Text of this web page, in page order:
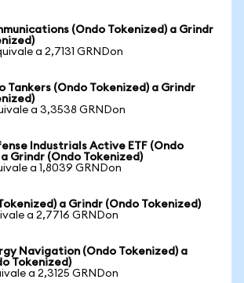
(Ondo Tokenized) a Grindr
a 2,7131 GRNDon
Tankers (Ondo Tokenized) a Grindr
a 3,3538 GRNDon
Industrials Active ETF (Ondo
Grindr (Ondo Tokenized)
a 1,8039 GRNDon
a Grindr (Ondo Tokenized)
a 2,7716 GRNDon
Navigation (Ondo Tokenized) a
Tokenized)
a 2,3125 GRNDon